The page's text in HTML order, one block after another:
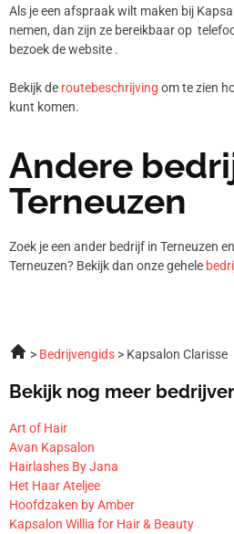
Als je een afspraak wilt maken bij
nemen, dan zijn ze bereikbaar op
bezoek de website .
Bekijk de routebeschrijving om te zien
kunt komen.
Andere
Terneuzen
Zoek je een ander bedrijf in Terneuzen
Terneuzen? Bekijk dan onze gehele
Bedrijvengids Kapsalon Clarisse
Bekijk nog meer
Art of Hair
Avan Kapsalon
Hairlashes By Jana
Het Haar Ateljee
Hoofdzaken by Amber
Kapsalon Willia for Hair & Beauty